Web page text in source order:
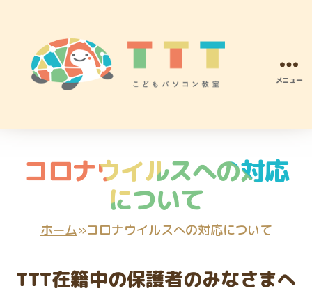
ど
パ
ソ
プ
ロ
ラ
ミ
メニュー
コロナウイルスへの対応
について
ホーム»コロナウイルスへの対応について
TTT在籍中の保護者のみなさまへ